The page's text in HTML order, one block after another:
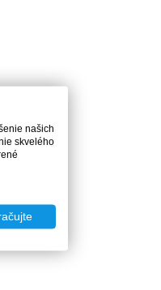
našich
skvelého